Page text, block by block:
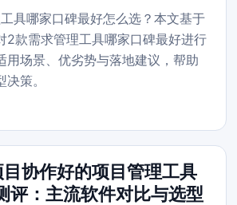
具哪家口碑最好怎么选？本文基于
2款需求管理工具哪家口碑最好进行
用场景、优劣势与落地建议，帮助
策。
协作好的项目管理工具
评：主流软件对比与选型